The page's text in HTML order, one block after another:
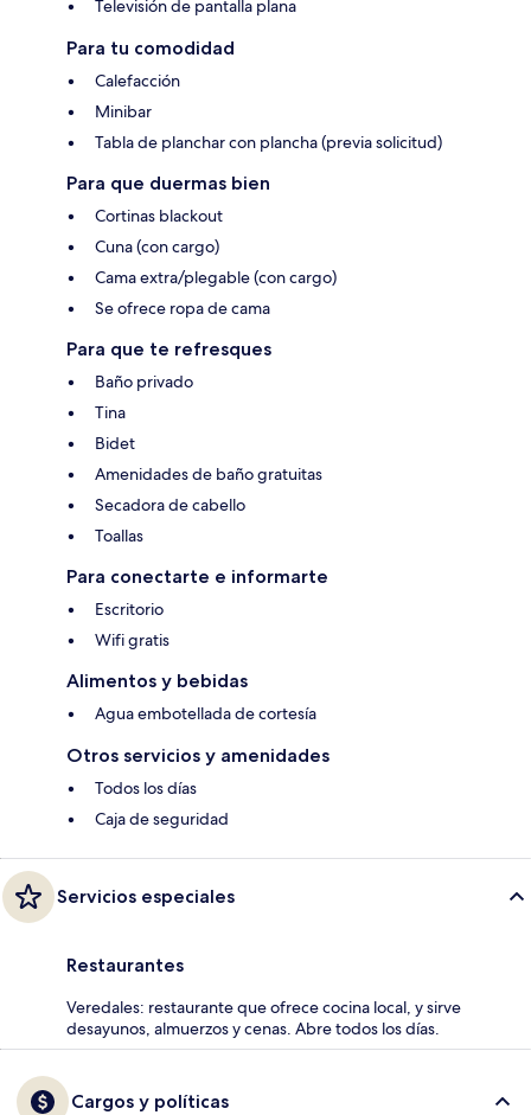
Televisión de pantalla plana
Para tu comodidad
Calefacción
Minibar
Tabla de planchar con plancha (previa solicitud)
Para que duermas bien
Cortinas blackout
Cuna (con cargo)
Cama extra/plegable (con cargo)
Se ofrece ropa de cama
Para que te refresques
Baño privado
Tina
Bidet
Amenidades de baño gratuitas
Secadora de cabello
Toallas
Para conectarte e informarte
Escritorio
Wifi gratis
Alimentos y bebidas
Agua embotellada de cortesía
Otros servicios y amenidades
Todos los días
Caja de seguridad
Servicios especiales
Restaurantes
Veredales: restaurante que ofrece cocina local, y sirve
desayunos, almuerzos y cenas. Abre todos los días.
Cargos y políticas